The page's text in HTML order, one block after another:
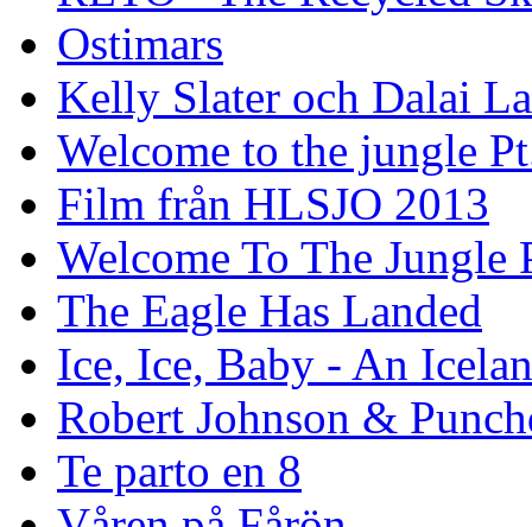
Ostimars
Kelly Slater och Dalai
Welcome to the jungle
Film från HLSJO 2013
Welcome To The Jungle
The Eagle Has Landed
Ice, Ice, Baby - An
Robert Johnson &
Te parto en 8